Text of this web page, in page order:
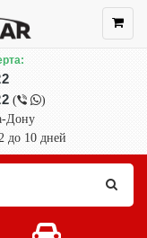
(
)
Дону
до 10 дней